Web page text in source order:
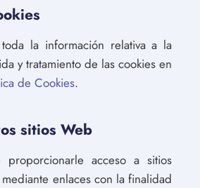
la información relativa a la
y tratamiento de las cookies en
de Cookies.
sitios Web
proporcionarle acceso a sitios
enlaces con la finalidad